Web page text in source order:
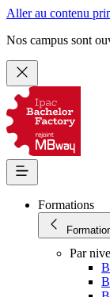
Aller au contenu
Nos campus sont
Formations
Par